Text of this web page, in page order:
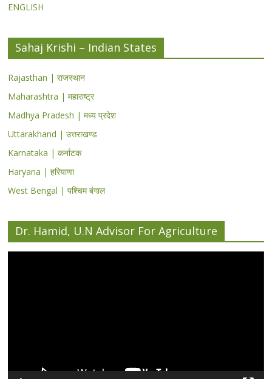
ENGLISH
Sahaj Krishi – Indian States
Rajasthan | राजस्थान
Maharashtra | महाराष्ट्र
Madhya Pradesh | मध्य प्रदेश
Uttarakhand | उत्तराखण्ड
Karnataka | कर्नाटक
Haryana | हरियाणा
West Bengal | पश्चिम बंगाल
Dr. Hamid, U.N Advisor For Agriculture